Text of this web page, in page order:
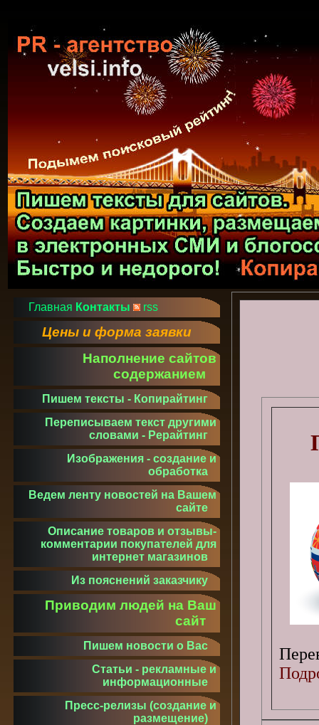
Главная Контакты rss
Цены и форма заявки
Наполнение сайтов
содержанием
Пишем тексты - Копирайтинг
Переписываем текст другими
словами - Рерайтинг
Изображения - создание и
обработка
Ведем ленту новостей на Вашем
сайте
Описание товаров и отзывы-
комментарии покупателей для
интернет магазинов
Из пояснений заказчику
Приводим людей на Ваш
сайт
Пишем новости о Вас
Статьи - рекламные и
информационные
Пресс-релизы (создание и
размещение)